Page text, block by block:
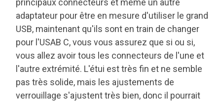
adaptateur pour être en mesure d'utiliser le grand
USB, maintenant qu'ils sont en train de changer
pour l'USAB C, vous vous assurez que si ou si,
vous allez avoir tous les connecteurs de l'une et
l'autre extrémité. L'étui est très fin et ne semble
pas très solide, mais les ajustements de
verrouillage s'ajustent très bien, donc il pourrait
être une sensation et pourtant être un plastique